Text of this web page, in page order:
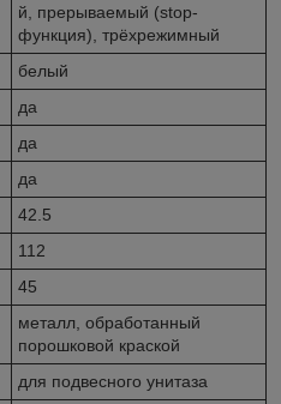
й, прерываемый (stop-
функция), трёхрежимный
белый
да
да
да
42.5
112
45
металл, обработанный
порошковой краской
для подвесного унитаза